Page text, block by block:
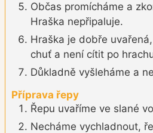
Občas promícháme a
Hraška nepřipaluje.
Hraška je dobře
chuť a není cítit po
Důkladně vyšleháme a
Příprava řepy
Řepu uvaříme ve slané
Necháme vychladnout,